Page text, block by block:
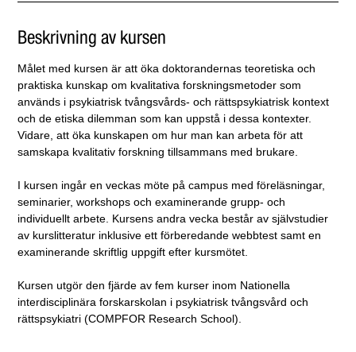
Beskrivning av kursen
Målet med kursen är att öka doktorandernas teoretiska och
praktiska kunskap om kvalitativa forskningsmetoder som
används i psykiatrisk tvångsvårds- och rättspsykiatrisk kontext
och de etiska dilemman som kan uppstå i dessa kontexter.
Vidare, att öka kunskapen om hur man kan arbeta för att
samskapa kvalitativ forskning tillsammans med brukare.
I kursen ingår en veckas möte på campus med föreläsningar,
seminarier, workshops och examinerande grupp- och
individuellt arbete. Kursens andra vecka består av självstudier
av kurslitteratur inklusive ett förberedande webbtest samt en
examinerande skriftlig uppgift efter kursmötet.
Kursen utgör den fjärde av fem kurser inom Nationella
interdisciplinära forskarskolan i psykiatrisk tvångsvård och
rättspsykiatri (COMPFOR Research School).